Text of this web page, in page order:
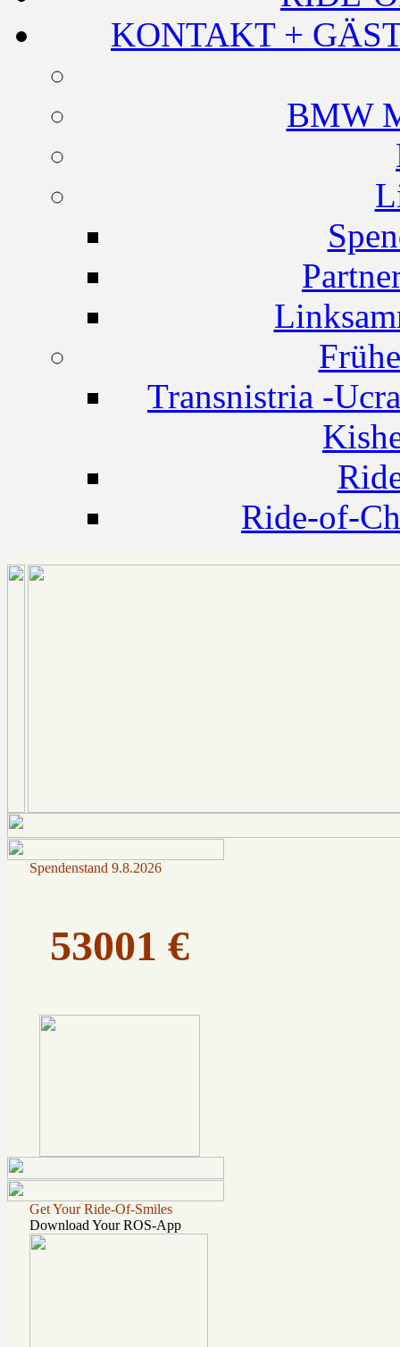
KONTAKT +
BMW
Transnistria -
Ride-of-
Spendenstand 9.8.2026
53001 €
Get Your Ride-Of-Smiles
Download Your ROS-App